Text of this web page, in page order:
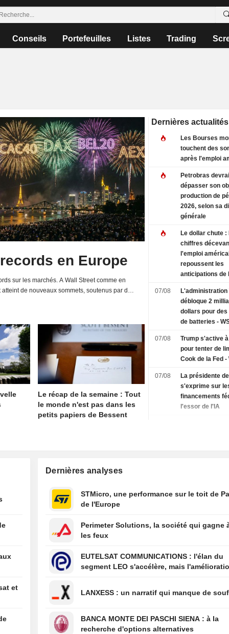
Conseils Portefeuilles Listes Trading
en Europe
sur les marchés. A Wall Street comme en
de nouveaux sommets, soutenus par de
Le récap de la semaine : Tout
le monde n'est pas dans les
petits papiers de Bessent
Dernières actualités
Les Bourses
touchent des
après l'emploi
Petrobras
dépasser son
production de
2026, selon sa
générale
Le dollar chute :
chiffres
l'emploi
repoussent les
anticipations de
07/08
L'administration
débloque 2
dollars pour
de batteries -
07/08
Trump s'active
pour tenter de
Cook de la Fed -
07/08
La présidente
s'exprime sur
financements
l'essor de l'IA
Atlassian,
nouveau
07/08
Clôture du TSX :
au-delà des 36
sur l'emploi
et
Dernières analyses
STMicro, une performance sur le toit de
de l'Europe
Perimeter Solutions, la société qui gagne
les feux
EUTELSAT COMMUNICATIONS : l'élan du
segment LEO s'accélère, mais
LANXESS : un narratif qui manque de
BANCA MONTE DEI PASCHI SIENA : à la
recherche d'options alternatives